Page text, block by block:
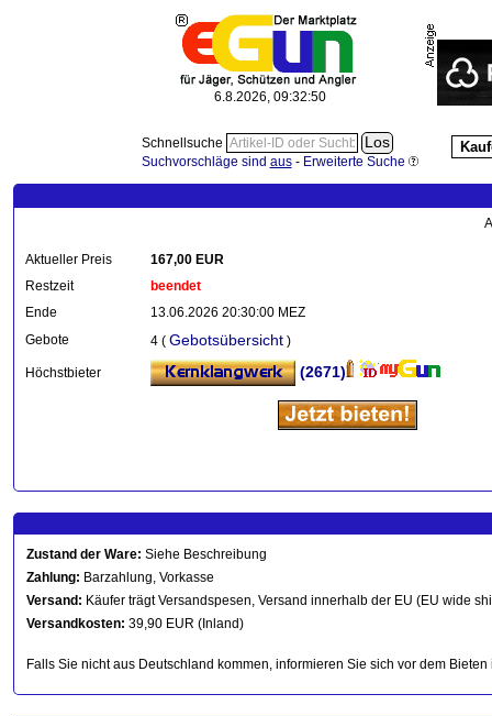
6.8.2026, 09:32:51
Schnellsuche
Suchvorschläge sind aus- Erweiterte Suche
Aktueller Preis
167,00 EUR
Restzeit
beendet
Ende
13.06.2026 20:30:00 MEZ
Gebote
4 ( Gebotsübersicht )
Höchstbieter (2671)
Zustand der Ware: Siehe Beschreibung
Zahlung: Barzahlung, Vorkasse
Versand: Käufer trägt Versandspesen, Versand innerhalb der EU (EU wide
Versandkosten: 39,90 EUR (Inland)
Falls Sie nicht aus Deutschland kommen, informieren Sie sich vor dem